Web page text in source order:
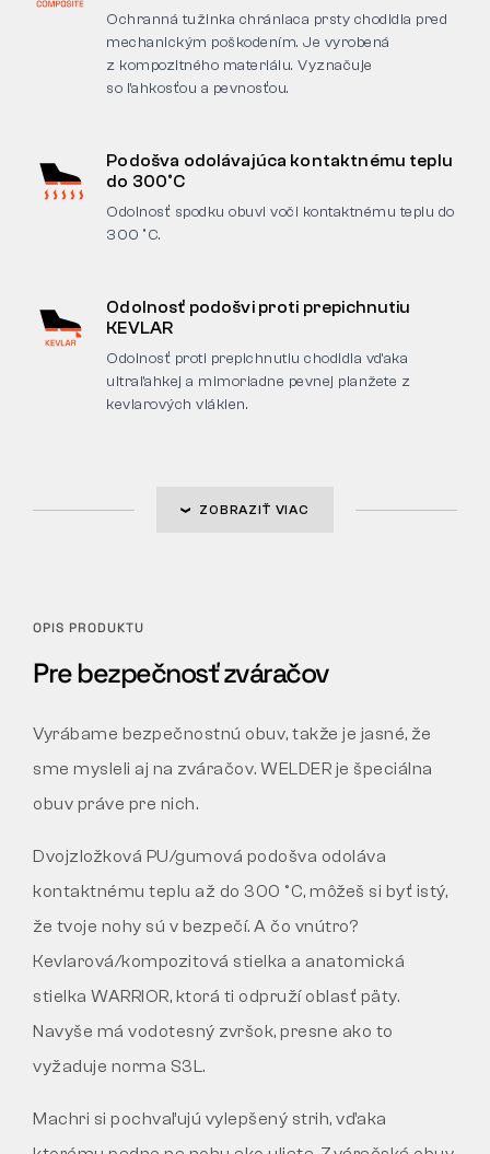
Ochranná tužinka chrániaca prsty chodidla pred
mechanickým poškodením. Je vyrobená
z kompozitného materiálu. Vyznačuje
so ľahkosťou a pevnosťou.
Podošva odolávajúca kontaktnému teplu
do 300°C
Odolnosť spodku obuvi voči kontaktnému teplu do
300 °C.
Odolnosť podošvi proti prepichnutiu
KEVLAR
Odolnosť proti prepichnutiu chodidla vďaka
ultraľahkej a mimoriadne pevnej planžete z
kevlarových vlákien.
ZOBRAZIŤ VIAC
OPIS PRODUKTU
Pre bezpečnosť zváračov
Vyrábame bezpečnostnú obuv, takže je jasné, že
sme mysleli aj na zváračov. WELDER je špeciálna
obuv práve pre nich.
Dvojzložková PU/gumová podošva odoláva
kontaktnému teplu až do 300 °C, môžeš si byť istý,
že tvoje nohy sú v bezpečí. A čo vnútro?
Kevlarová/kompozitová stielka a anatomická
stielka WARRIOR, ktorá ti odpruží oblasť päty.
Navyše má vodotesný zvršok, presne ako to
vyžaduje norma S3L.
Machri si pochvaľujú vylepšený strih, vďaka